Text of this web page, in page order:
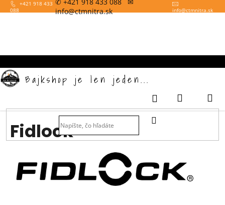
Prejsť
na
info@ctmnitra.sk
info@ctmnitra.sk
+421 918 433
088
Bajkshop je len jeden...
HĽADAŤ
Prihlásenie
Nákupný
Fidlock
k